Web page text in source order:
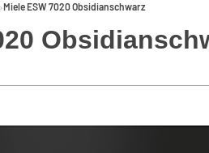
›Miele ESW 7020 Obsidianschwarz